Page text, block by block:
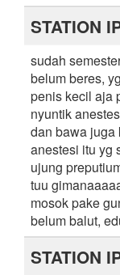
STATION
sudah
belum beres,
penis kecil aja
nyuntik
dan bawa juga
anestesi itu yg
ujung
tuu
mosok pake
belum balut,
STATION